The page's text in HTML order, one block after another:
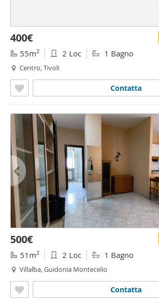
400€
55m2 2 Loc 1 Bagno
Centro, Tivoli
Contatta
500€
51m2 2 Loc 1 Bagno
Villalba, Guidonia Montecelio
Contatta